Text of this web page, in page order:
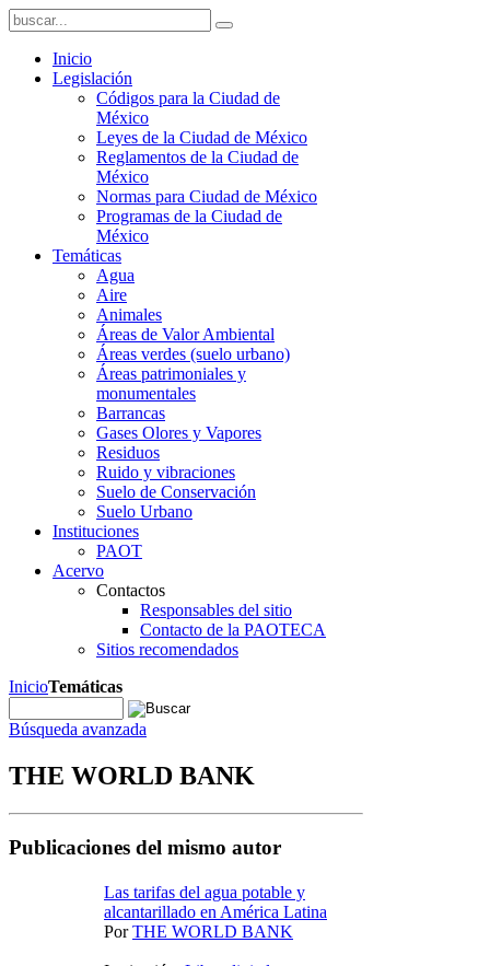
Inicio
Legislación
Códigos para la Ciudad de
México
Leyes de la Ciudad de México
Reglamentos de la Ciudad de
México
Normas para Ciudad de México
Programas de la Ciudad de
México
Temáticas
Agua
Aire
Animales
Áreas de Valor Ambiental
Áreas verdes (suelo urbano)
Áreas patrimoniales y
monumentales
Barrancas
Gases Olores y Vapores
Residuos
Ruido y vibraciones
Suelo de Conservación
Suelo Urbano
Instituciones
PAOT
Acervo
Contactos
Responsables del sitio
Contacto de la PAOTECA
Sitios recomendados
InicioTemáticas
Búsqueda avanzada
THE WORLD BANK
Publicaciones del mismo autor
Las tarifas del agua potable y
alcantarillado en América Latina
PorTHE WORLD BANK